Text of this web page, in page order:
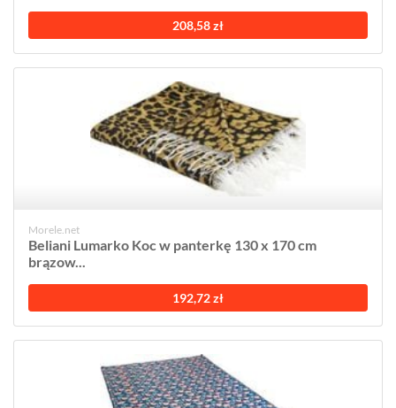
208,58 zł
Morele.net
Beliani Lumarko Koc w panterkę 130 x 170 cm
brązow...
192,72 zł